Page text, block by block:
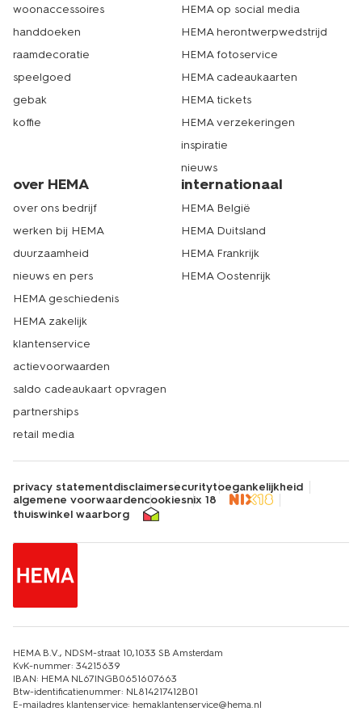
woonaccessoires
handdoeken
raamdecoratie
speelgoed
gebak
koffie
HEMA op social media
HEMA herontwerpwedstrijd
HEMA fotoservice
HEMA cadeaukaarten
HEMA tickets
HEMA verzekeringen
inspiratie
nieuws
over HEMA
over ons bedrijf
werken bij HEMA
duurzaamheid
nieuws en pers
HEMA geschiedenis
HEMA zakelijk
klantenservice
actievoorwaarden
saldo cadeaukaart opvragen
partnerships
retail media
internationaal
HEMA België
HEMA Duitsland
HEMA Frankrijk
HEMA Oostenrijk
privacy statementdisclaimersecuritytoegankelijkheid
algemene voorwaardencookiesnix 18
thuiswinkel waarborg
HEMA B.V., NDSM-straat 10,1033 SB Amsterdam
KvK-nummer: 34215639
IBAN: HEMA NL67INGB0651607663
Btw-identificatienummer: NL814217412B01
E-mailadres klantenservice: hemaklantenservice@hema.nl